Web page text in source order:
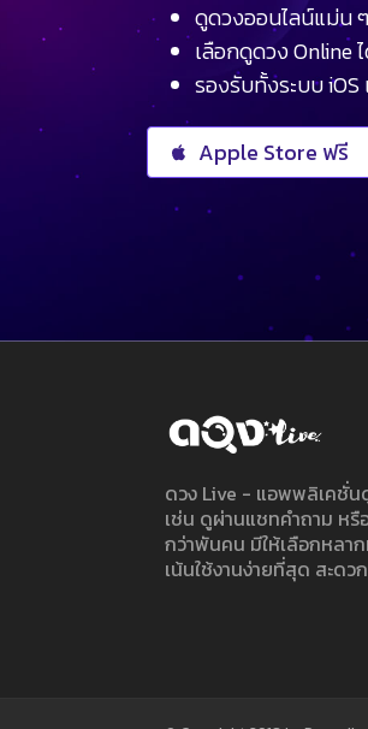
ดูดวงออนไลน์แม่น
เลือกดูดวง Online
รองรับทั้งระบบ
Apple Store ฟรี
ดวง Live - แอพพลิเคชั่น
เช่น ดูผ่านแชทคำถาม ห
กว่าพันคน มีให้เลือกหลา
เน้นใช้งานง่ายที่สุด สะดว